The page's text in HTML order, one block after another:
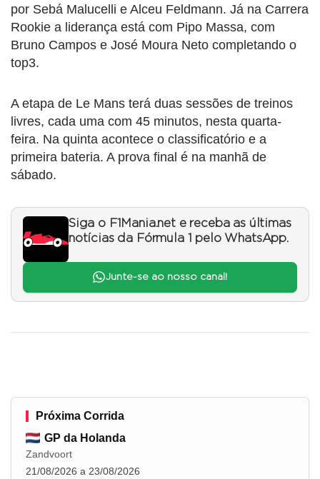
por Sebá Malucelli e Alceu Feldmann. Já na Carrera
Rookie a liderança está com Pipo Massa, com
Bruno Campos e José Moura Neto completando o
top3.
A etapa de Le Mans terá duas sessões de treinos
livres, cada uma com 45 minutos, nesta quarta-
feira. Na quinta acontece o classificatório e a
primeira bateria. A prova final é na manhã de
sábado.
Siga o F1Mania.net e receba as últimas
notícias da Fórmula 1 pelo WhatsApp.
Junte-se ao nosso canal!
Próxima Corrida
GP da Holanda
Zandvoort
21/08/2026 a 23/08/2026